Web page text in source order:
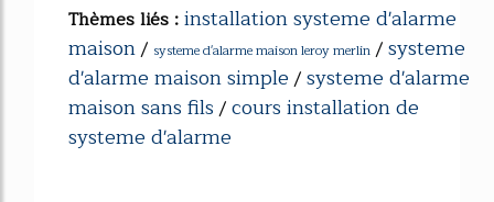
Thèmes liés :installation systeme d'alarme
maison/ systeme d'alarme maison leroy merlin /systeme
d'alarme maison simple/systeme d'alarme
maison sans fils/cours installation de
systeme d'alarme